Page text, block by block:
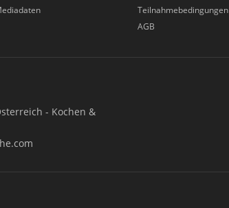
Teilnahmebedingungen
AGB
- Kochen &